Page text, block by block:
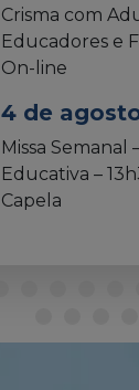
Crisma com
Educadores e
On-line
4 de
Missa Semanal
Educativa –
Capela